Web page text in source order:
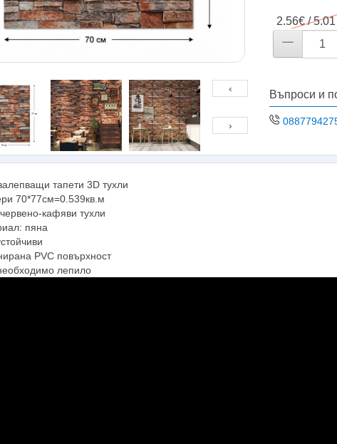
‹
›
2.56€ /
Въпроси и
тапети 3D тухли
70*77см=0.539кв.м
кафяви тухли
пяна
PVC повърхност
лепило